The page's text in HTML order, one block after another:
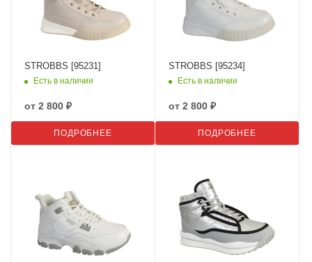
STROBBS [95231]
Есть в наличии
от 2 800 ₽
ПОДРОБНЕЕ
STROBBS [95234]
Есть в наличии
от 2 800 ₽
ПОДРОБНЕЕ